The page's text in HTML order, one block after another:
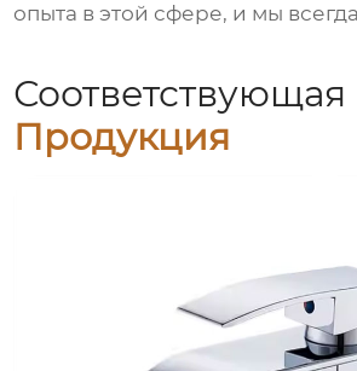
опыта в этой сфере, и мы
Соответствующая
Продукция